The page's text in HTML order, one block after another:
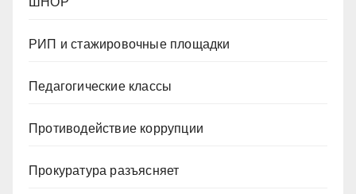
РИП и стажировочные площадки
Педагогические классы
Противодействие коррупции
Прокуратура разъясняет